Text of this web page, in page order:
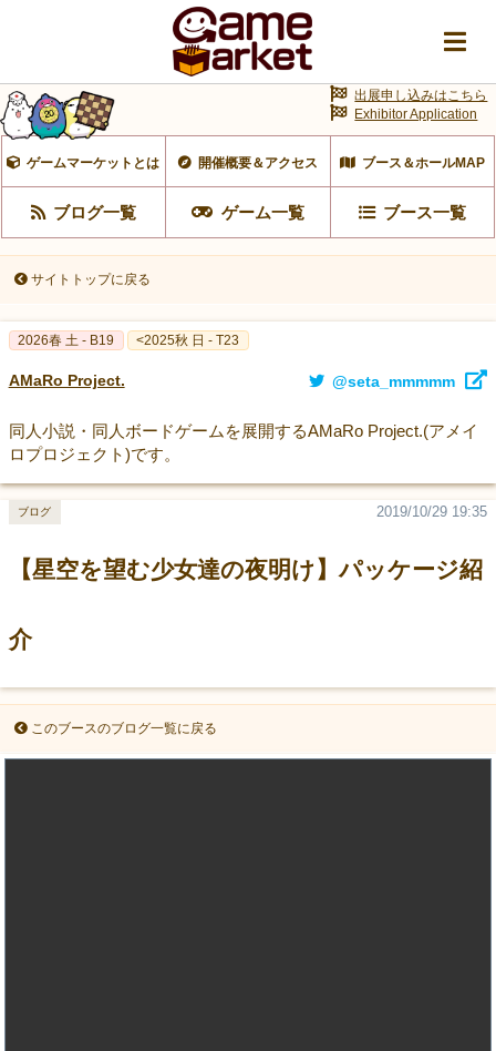
ゲームマーケットとは 開催概要＆アクセス ブース＆ホールMAP
ブログ一覧 ゲーム一覧 ブース一覧
出展申し込みはこちら
Exhibitor Application
サイトトップに戻る
2026春 土 - B19 <2025秋 日 - T23
AMaRo Project. @seta_mmmmm
同人小説・同人ボードゲームを展開するAMaRo Project.(アメイ
ロプロジェクト)です。
【星空を望む少女達の夜明け】パッケージ紹
介
2019/10/29 19:35
ブログ
このブースのブログ一覧に戻る